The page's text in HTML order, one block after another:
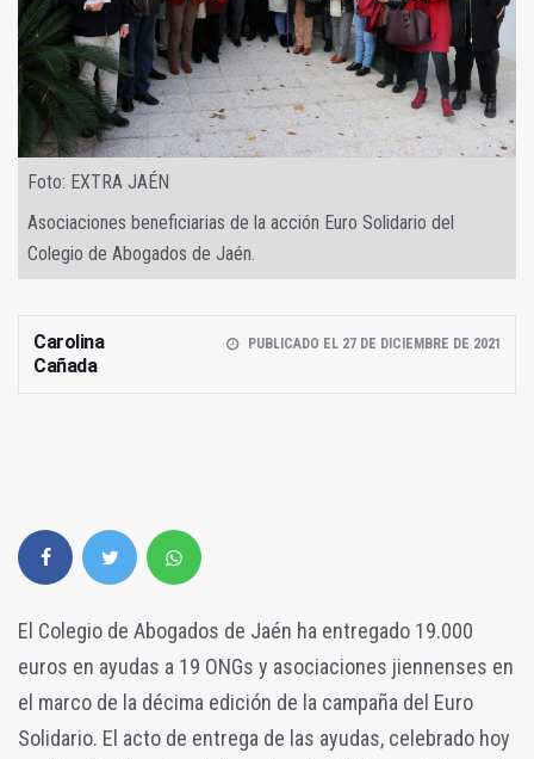
Foto: EXTRA JAÉN
Asociaciones beneficiarias de la acción Euro Solidario del
Colegio de Abogados de Jaén.
Carolina
Cañada
PUBLICADO EL 27 DE DICIEMBRE DE 2021
El Colegio de Abogados de Jaén ha entregado 19.000
euros en ayudas a 19 ONGs y asociaciones jiennenses en
el marco de la décima edición de la campaña del Euro
Solidario. El acto de entrega de las ayudas, celebrado hoy